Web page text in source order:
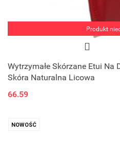
Produkt
Wytrzymałe Skórzane Etui Na
Skóra Naturalna Licowa
66.59
NOWOŚĆ